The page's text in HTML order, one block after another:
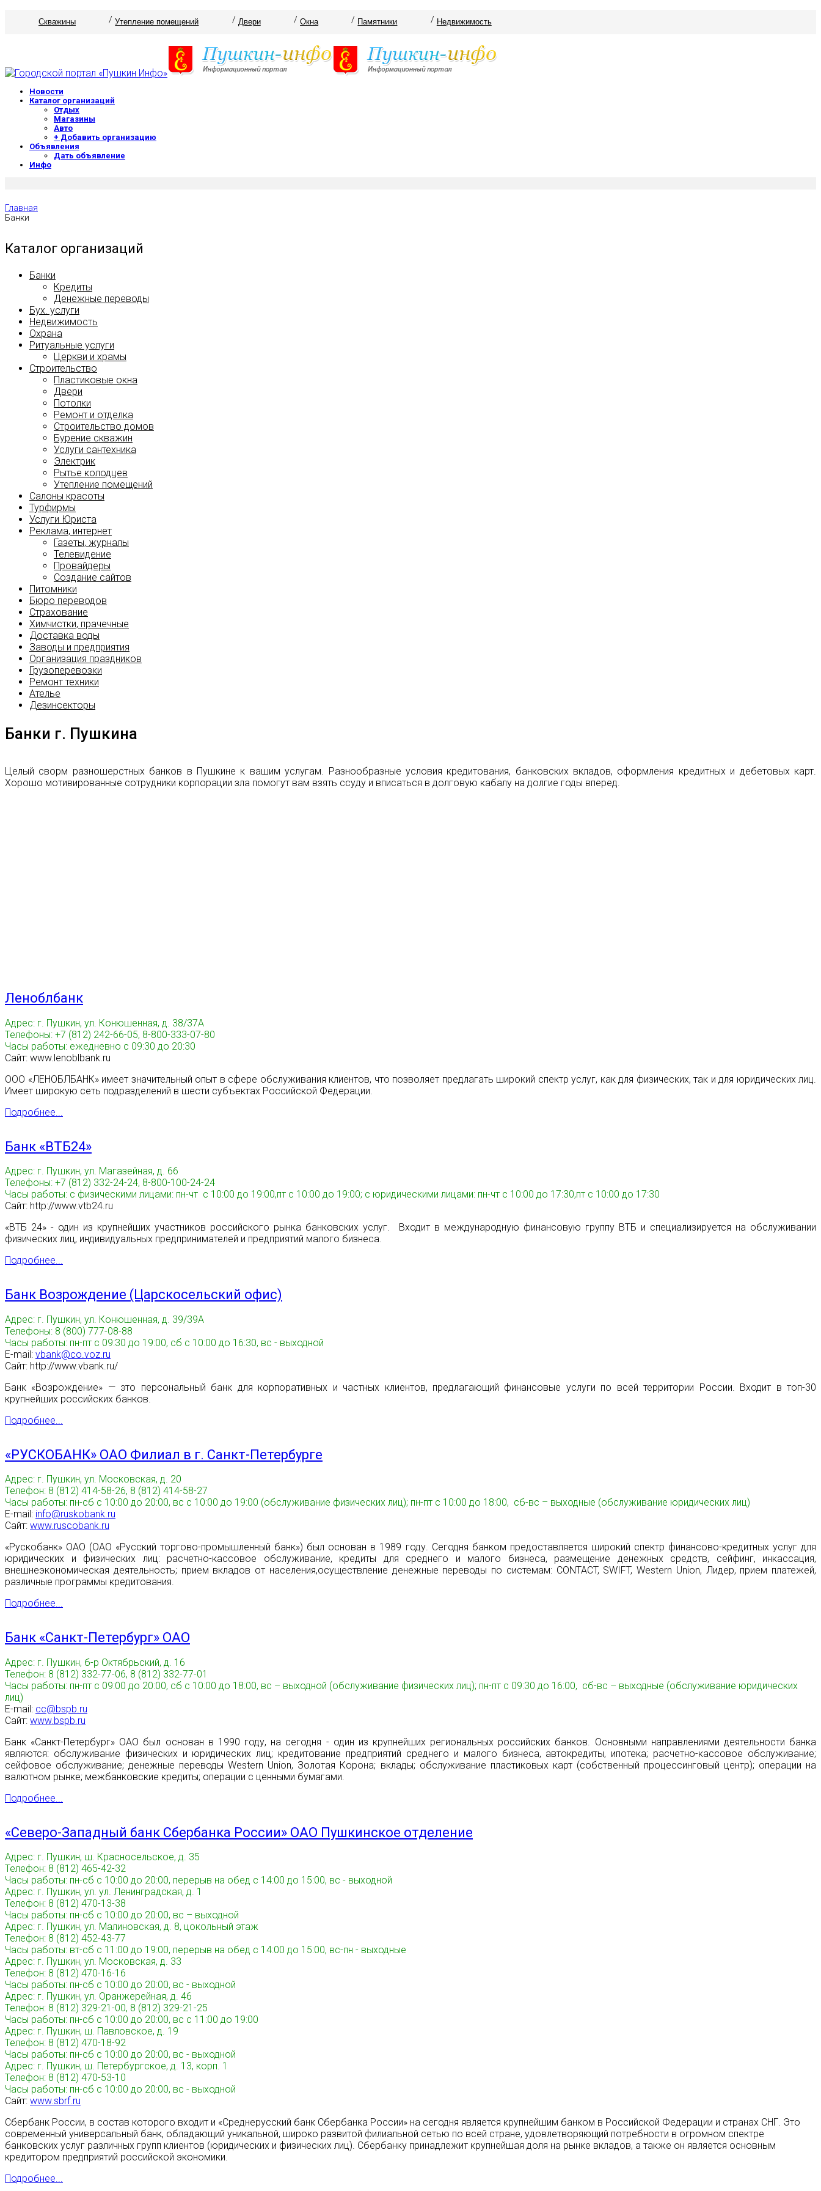
Скважины Утепление помещений Двери Окна Памятники Недвижимость
Новости
Каталог организаций
Отдых
Магазины
Авто
+ Добавить организацию
Объявления
Дать объявление
Инфо
Главная
Банки
Каталог организаций
Банки
Кредиты
Денежные переводы
Бух. услуги
Недвижимость
Охрана
Ритуальные услуги
Церкви и храмы
Строительство
Пластиковые окна
Двери
Потолки
Ремонт и отделка
Строительство домов
Бурение скважин
Услуги сантехника
Электрик
Рытье колодцев
Утепление помещений
Салоны красоты
Турфирмы
Услуги Юриста
Реклама, интернет
Газеты, журналы
Телевидение
Провайдеры
Создание сайтов
Питомники
Бюро переводов
Страхование
Химчистки, прачечные
Доставка воды
Заводы и предприятия
Организация праздников
Грузоперевозки
Ремонт техники
Ателье
Дезинсекторы
Банки г. Пушкина
Целый сворм разношерстных банков в Пушкине к вашим услугам. Разнообразные условия кредитования, банковских вкладов, оформления кредитных и дебетовых карт.
Хорошо мотивированные сотрудники корпорации зла помогут вам взять ссуду и вписаться в долговую кабалу на долгие годы вперед.
Леноблбанк
Адрес: г. Пушкин, ул. Конюшенная, д. 38/37А
Телефоны: +7 (812) 242-66-05, 8-800-333-07-80
Часы работы: ежедневно с 09:30 до 20:30
Сайт: www.lenoblbank.ru
ООО «ЛЕНОБЛБАНК» имеет значительный опыт в сфере обслуживания клиентов, что позволяет предлагать широкий спектр услуг, как для физических, так и для юридических лиц.
Имеет широкую сеть подразделений в шести субъектах Российской Федерации.
Подробнее...
Банк «ВТБ24»
Адрес: г. Пушкин, ул. Магазейная, д. 66
Телефоны: +7 (812) 332-24-24, 8-800-100-24-24
Часы работы: с физическими лицами: пн-чт с 10:00 до 19:00,пт с 10:00 до 19:00; с юридическими лицами: пн-чт с 10:00 до 17:30,пт с 10:00 до 17:30
Сайт: http://www.vtb24.ru
«ВТБ 24» - один из крупнейших участников российского рынка банковских услуг. Входит в международную финансовую группу ВТБ и специализируется на обслуживании
физических лиц, индивидуальных предпринимателей и предприятий малого бизнеса.
Подробнее...
Банк Возрождение (Царскосельский офис)
Адрес: г. Пушкин, ул. Конюшенная, д. 39/39А
Телефоны: 8 (800) 777-08-88
Часы работы: пн-пт с 09:30 до 19:00, сб с 10:00 до 16:30, вс - выходной
E-mail: vbank@co.voz.ru
Сайт: http://www.vbank.ru/
Банк «Возрождение» — это персональный банк для корпоративных и частных клиентов, предлагающий финансовые услуги по всей территории России. Входит в топ-30
крупнейших российских банков.
Подробнее...
«РУСКОБАНК» ОАО Филиал в г. Санкт-Петербурге
Адрес: г. Пушкин, ул. Московская, д. 20
Телефон: 8 (812) 414-58-26, 8 (812) 414-58-27
Часы работы: пн-сб с 10:00 до 20:00, вс c 10:00 до 19:00 (обслуживание физических лиц); пн-пт с 10:00 до 18:00, сб-вс – выходные (обслуживание юридических лиц)
E-mail: info@ruskobank.ru
Сайт: www.ruscobank.ru
«Рускобанк» ОАО (ОАО «Русский торгово-промышленный банк») был основан в 1989 году. Сегодня банком предоставляется широкий спектр финансово-кредитных услуг для
юридических и физических лиц: расчетно-кассовое обслуживание, кредиты для среднего и малого бизнеса, размещение денежных средств, сейфинг, инкассация,
внешнеэкономическая деятельность; прием вкладов от населения,осуществление денежные переводы по системам: CONTACT, SWIFT, Western Union, Лидер, прием платежей,
различные программы кредитования.
Подробнее...
Банк «Санкт-Петербург» ОАО
Адрес: г. Пушкин, б-р Октябрьский, д. 16
Телефон: 8 (812) 332-77-06, 8 (812) 332-77-01
Часы работы: пн-пт с 09:00 до 20:00, сб c 10:00 до 18:00, вс – выходной (обслуживание физических лиц); пн-пт с 09:30 до 16:00, сб-вс – выходные (обслуживание юридических
лиц)
E-mail: cc@bspb.ru
Сайт: www.bspb.ru
Банк «Санкт-Петербург» ОАО был основан в 1990 году, на сегодня - один из крупнейших региональных российских банков. Основными направлениями деятельности банка
являются: обслуживание физических и юридических лиц; кредитование предприятий среднего и малого бизнеса, автокредиты, ипотека; расчетно-кассовое обслуживание;
сейфовое обслуживание; денежные переводы Western Union, Золотая Корона; вклады; обслуживание пластиковых карт (собственный процессинговый центр); операции на
валютном рынке; межбанковские кредиты; операции с ценными бумагами.
Подробнее...
«Северо-Западный банк Сбербанка России» ОАО Пушкинское отделение
Адрес: г. Пушкин, ш. Красносельское, д. 35
Телефон: 8 (812) 465-42-32
Часы работы: пн-сб с 10:00 до 20:00, перерыв на обед с 14:00 до 15:00, вс - выходной
Адрес: г. Пушкин, ул. ул. Ленинградская, д. 1
Телефон: 8 (812) 470-13-38
Часы работы: пн-сб с 10:00 до 20:00, вс – выходной
Адрес: г. Пушкин, ул. Малиновская, д. 8, цокольный этаж
Телефон: 8 (812) 452-43-77
Часы работы: вт-сб с 11:00 до 19:00, перерыв на обед с 14:00 до 15:00, вс-пн - выходные
Адрес: г. Пушкин, ул. Московская, д. 33
Телефон: 8 (812) 470-16-16
Часы работы: пн-сб с 10:00 до 20:00, вс - выходной
Адрес: г. Пушкин, ул. Оранжерейная, д. 46
Телефон: 8 (812) 329-21-00, 8 (812) 329-21-25
Часы работы: пн-сб с 10:00 до 20:00, вс с 11:00 до 19:00
Адрес: г. Пушкин, ш. Павловское, д. 19
Телефон: 8 (812) 470-18-92
Часы работы: пн-сб с 10:00 до 20:00, вс - выходной
Адрес: г. Пушкин, ш. Петербургское, д. 13, корп. 1
Телефон: 8 (812) 470-53-10
Часы работы: пн-сб с 10:00 до 20:00, вс - выходной
Сайт: www.sbrf.ru
Сбербанк России, в состав которого входит и «Cреднерусский банк Сбербанка России» на сегодня является крупнейшим банком в Российской Федерации и странах СНГ. Это
современный универсальный банк, обладающий уникальной, широко развитой филиальной сетью по всей стране, удовлетворяющий потребности в огромном спектре
банковских услуг различных групп клиентов (юридических и физических лиц). Сбербанку принадлежит крупнейшая доля на рынке вкладов, а также он является основным
кредитором предприятий российской экономики.
Подробнее...